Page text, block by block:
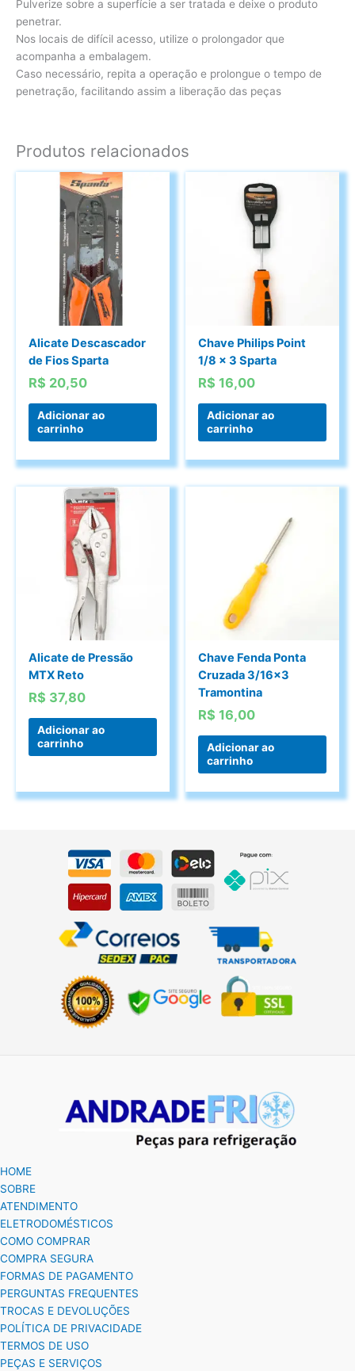
Pulverize sobre a superfície a ser tratada e deixe o produto
penetrar.
Nos locais de difícil acesso, utilize o prolongador que
acompanha a embalagem.
Caso necessário, repita a operação e prolongue o tempo de
penetração, facilitando assim a liberação das peças
Produtos relacionados
Alicate Descascador
de Fios Sparta
R$ 20,50
Adicionar ao
carrinho
Chave Philips Point
1/8 x 3 Sparta
R$ 16,00
Adicionar ao
carrinho
Alicate de Pressão
MTX Reto
R$ 37,80
Adicionar ao
carrinho
Chave Fenda Ponta
Cruzada 3/16×3
Tramontina
R$ 16,00
Adicionar ao
carrinho
HOME
SOBRE
ATENDIMENTO
ELETRODOMÉSTICOS
COMO COMPRAR
COMPRA SEGURA
FORMAS DE PAGAMENTO
PERGUNTAS FREQUENTES
TROCAS E DEVOLUÇÕES
POLÍTICA DE PRIVACIDADE
TERMOS DE USO
PEÇAS E SERVIÇOS